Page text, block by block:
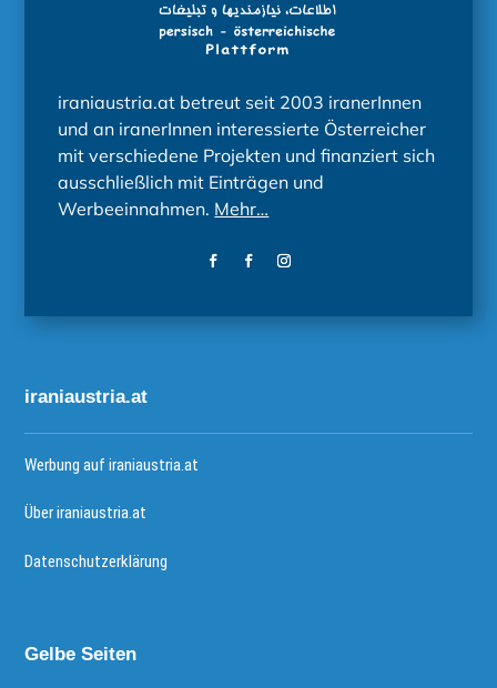
iraniaustria.at betreut seit 2003 iranerInnen
und an iranerInnen interessierte Österreicher
mit verschiedene Projekten und finanziert sich
ausschließlich mit Einträgen und
Werbeeinnahmen. Mehr…
iraniaustria.at
Werbung auf iraniaustria.at
Über iraniaustria.at
Datenschutzerklärung
Gelbe Seiten